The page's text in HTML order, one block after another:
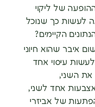
של ליקוי
ה לעשות כך שנוכל
הקיימים?
איבר שהוא חיוני
עיסוי אחד
השני,
אחד לשני,
של אביזרי